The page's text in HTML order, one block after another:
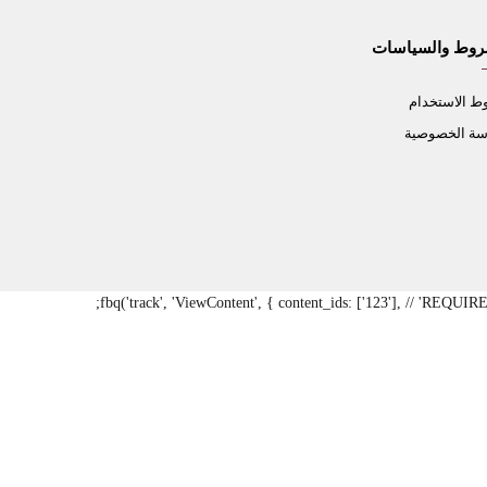
والسياسات
الاستخدام
الخصوصية
fbq('track', 'ViewContent', { content_ids: ['123'], //